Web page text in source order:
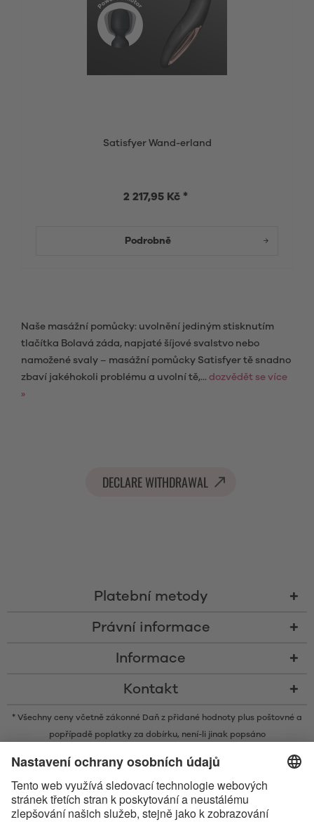
Satisfyer Wand-erland
2 217,95 Kč *
Podrobně
Naše masážní pomůcky: uvolnění jediným stisknutím
tlačítka Bolavá záda, napjaté šíjové svalstvo nebo
namožené svaly – masážní pomůcky Satisfyer tě snadno
zbaví jakéhokoli problému a uvolní tě,... dozvědět se více
»
DECLARE WITHDRAWAL
Platební metody
Právní informace
Informace
Kontakt
* Všechny ceny včetně zákonné Daň z přidané hodnoty plus poštovné a
popřípadě poplatky za dobírku, není-li jinak popsáno
ochrannými známkami ve vlastnictví společnosti Bluetooth SIG, Inc. a
veškeré používání těchto značek společností Satisfyer GmbH probíhá na
základě licence.
Apple, logo Apple a Apple Watch jsou obchodními známkami společnosti